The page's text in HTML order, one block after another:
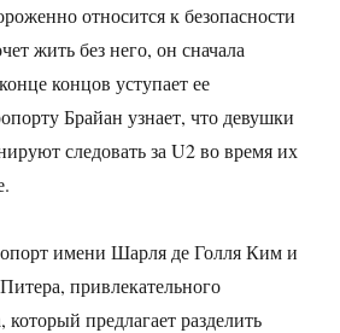
относится к безопасности
жить без него, он сначала
концов уступает ее
Брайан узнает, что девушки
следовать за U2 во время их
имени Шарля де Голля Ким и
привлекательного
предлагает разделить